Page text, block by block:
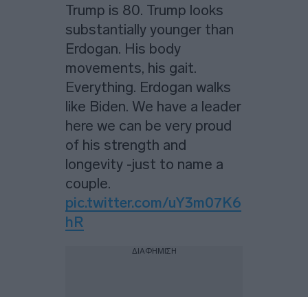
Trump is 80. Trump looks
substantially younger than
Erdogan. His body
movements, his gait.
Everything. Erdogan walks
like Biden. We have a leader
here we can be very proud
of his strength and
longevity -just to name a
couple.
pic.twitter.com/uY3m07K6
hR
ΔΙΑΦΗΜΙΣΗ